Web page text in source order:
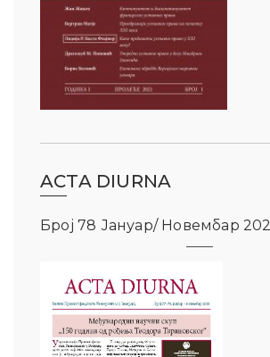
ACTA DIURNA
Број 78 Јануар/ Новембар